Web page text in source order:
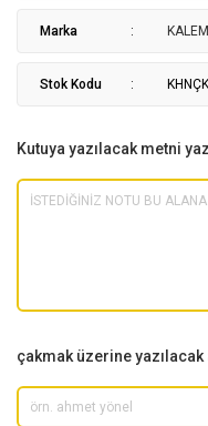
Marka
Stok Kodu
Kutuya yazılacak metni
çakmak üzerine yazılacak